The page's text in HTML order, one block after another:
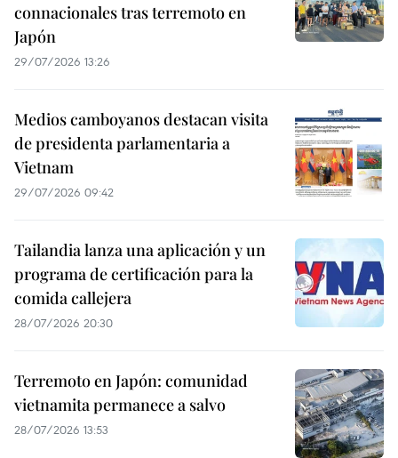
connacionales tras terremoto en
Japón
29/07/2026 13:26
Medios camboyanos destacan visita
de presidenta parlamentaria a
Vietnam
29/07/2026 09:42
Tailandia lanza una aplicación y un
programa de certificación para la
comida callejera
28/07/2026 20:30
Terremoto en Japón: comunidad
vietnamita permanece a salvo
28/07/2026 13:53